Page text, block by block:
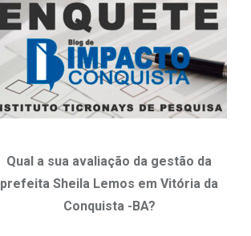
Qual a sua avaliação da gestão da
prefeita Sheila Lemos em Vitória da
Conquista -BA?